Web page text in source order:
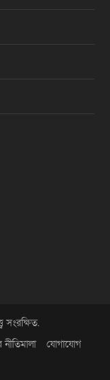
সংরক্ষিত.
যোগাযোগ